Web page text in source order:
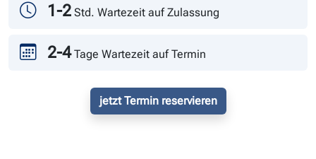
1-2 Std. Wartezeit auf Zulassung
2-4 Tage Wartezeit auf Termin
jetzt Termin reservieren